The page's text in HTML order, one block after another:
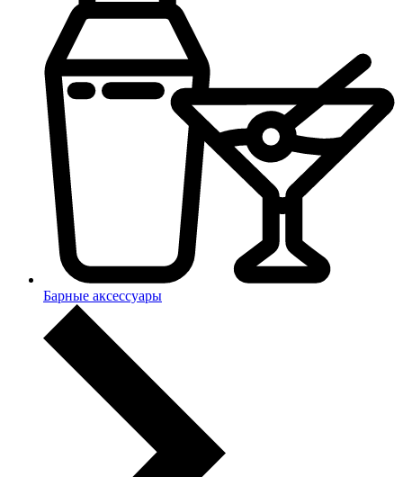
Барные аксессуары